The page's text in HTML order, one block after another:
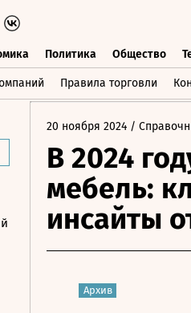
Политика Общество
Правила торговли
Политика Общество
20 ноября 2024 /
В 2024
мебель:
инсайты
Архив